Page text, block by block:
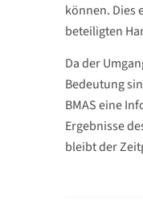
können. Dies
beteiligten
Da der
Bedeutung
BMAS eine
Ergebnisse
bleibt der